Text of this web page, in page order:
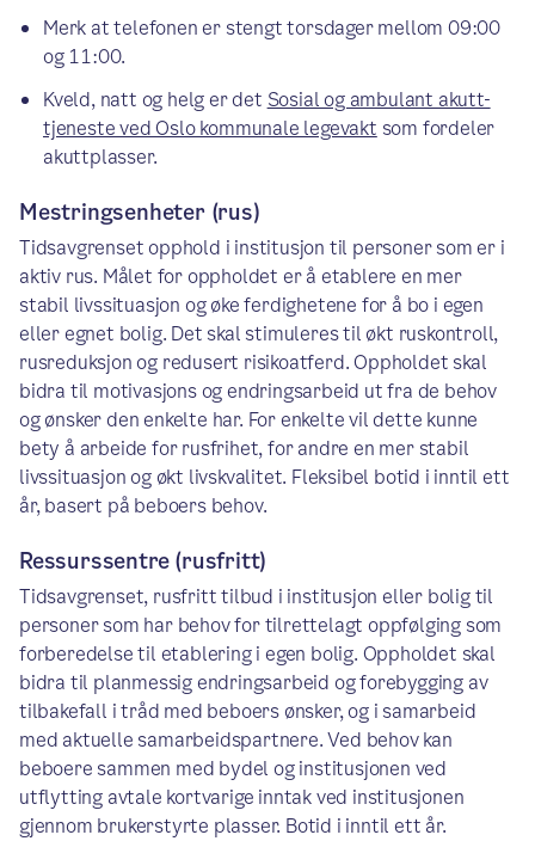
Merk at telefonen er stengt torsdager mellom 09:00
og 11:00.
Kveld, natt og helg er det Sosial og ambulant akutt-
tjeneste ved Oslo kommunale legevakt som fordeler
akuttplasser.
Mestringsenheter (rus)
Tidsavgrenset opphold i institusjon til personer som er i
aktiv rus. Målet for oppholdet er å etablere en mer
stabil livssituasjon og øke ferdighetene for å bo i egen
eller egnet bolig. Det skal stimuleres til økt ruskontroll,
rusreduksjon og redusert risikoatferd. Oppholdet skal
bidra til motivasjons og endringsarbeid ut fra de behov
og ønsker den enkelte har. For enkelte vil dette kunne
bety å arbeide for rusfrihet, for andre en mer stabil
livssituasjon og økt livskvalitet. Fleksibel botid i inntil ett
år, basert på beboers behov.
Ressurssentre (rusfritt)
Tidsavgrenset, rusfritt tilbud i institusjon eller bolig til
personer som har behov for tilrettelagt oppfølging som
forberedelse til etablering i egen bolig. Oppholdet skal
bidra til planmessig endringsarbeid og forebygging av
tilbakefall i tråd med beboers ønsker, og i samarbeid
med aktuelle samarbeidspartnere. Ved behov kan
beboere sammen med bydel og institusjonen ved
utflytting avtale kortvarige inntak ved institusjonen
gjennom brukerstyrte plasser. Botid i inntil ett år.